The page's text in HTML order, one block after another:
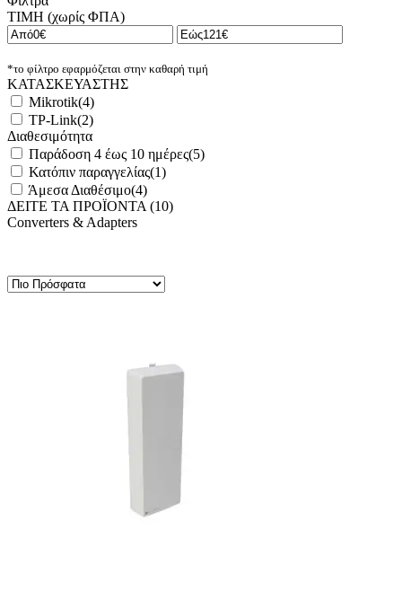
ΤΙΜΗ (χωρίς ΦΠΑ)
*το φίλτρο εφαρμόζεται στην καθαρή τιμή
ΚΑΤΑΣΚΕΥΑΣΤΗΣ
Mikrotik(4)
TP-Link(2)
Διαθεσιμότητα
Παράδοση 4 έως 10 ημέρες(5)
Κατόπιν παραγγελίας(1)
Άμεσα Διαθέσιμο(4)
ΔΕΙΤΕ ΤΑ ΠΡΟΪΟΝΤΑ (10)
Converters & Adapters